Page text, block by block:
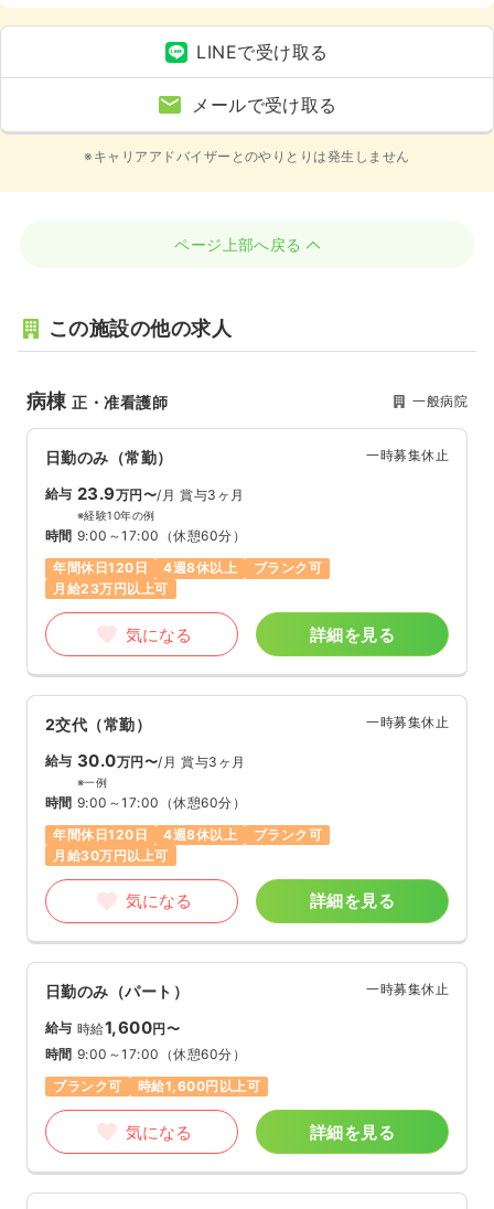
LINEで受け取る
メールで受け取る
※キャリアアドバイザーとのやりとりは発生しません
ページ上部へ戻る
この施設の他の求人
病棟正・准看護師 一般病院
日勤のみ（常勤） 一時募集休止
給与 23.9万円〜/月 賞与3ヶ月
※経験10年の例
時間 9:00～17:00 （休憩60分）
年間休日120日
4週8休以上
ブランク可
月給23万円以上可
気になる 詳細を見る
2交代（常勤） 一時募集休止
給与 30.0万円〜/月 賞与3ヶ月
※一例
時間 9:00～17:00 （休憩60分）
年間休日120日
4週8休以上
ブランク可
月給30万円以上可
気になる 詳細を見る
日勤のみ（パート） 一時募集休止
給与 時給1,600円〜
時間 9:00～17:00 （休憩60分）
ブランク可
時給1,600円以上可
気になる 詳細を見る